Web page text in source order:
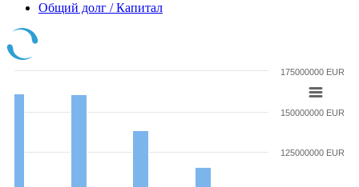
Общий долг / Капитал
125000000 EUR
150000000 EUR
175000000 EUR